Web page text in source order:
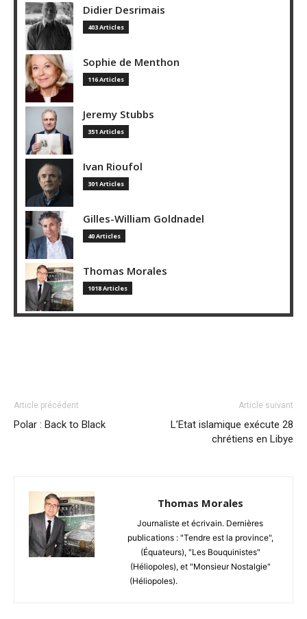
Didier Desrimais
403 Articles
Sophie de Menthon
116 Articles
Jeremy Stubbs
351 Articles
Ivan Rioufol
301 Articles
Gilles-William Goldnadel
40 Articles
Thomas Morales
1018 Articles
Article précédent
Polar : Back to Black
Article suivant
L’Etat islamique exécute 28
chrétiens en Libye
Thomas Morales
Journaliste et écrivain. Dernières
publications : "Tendre est la province",
(Équateurs), "Les Bouquinistes"
(Héliopoles), et "Monsieur Nostalgie"
(Héliopoles).